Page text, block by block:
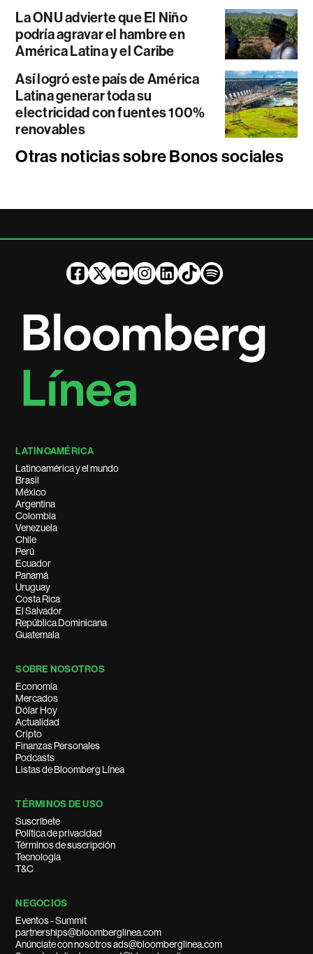
La ONU advierte que El Niño
podría agravar el hambre en
América Latina y el Caribe
Así logró este país de América
Latina generar toda su
electricidad con fuentes 100%
renovables
Otras noticias sobre Bonos sociales
LATINOAMÉRICA
Latinoamérica y el mundo
Brasil
México
Argentina
Colombia
Venezuela
Chile
Perú
Ecuador
Panamá
Uruguay
Costa Rica
El Salvador
República Dominicana
Guatemala
SOBRE NOSOTROS
Economía
Mercados
Dólar Hoy
Actualidad
Cripto
Finanzas Personales
Podcasts
Listas de Bloomberg Línea
TÉRMINOS DE USO
Suscríbete
Política de privacidad
Términos de suscripción
Tecnología
T&C
NEGOCIOS
Eventos - Summit
partnerships@bloomberglinea.com
Anúnciate con nosotros ads@bloomberglinea.com